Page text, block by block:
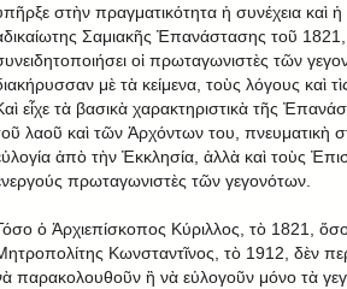
στὴν πραγματικότητα ἡ συνέχεια καὶ
Σαμιακῆς Ἐπανάστασης τοῦ 1821,
οἱ πρωταγωνιστὲς τῶν
μὲ τὰ κείμενα, τοὺς λόγους καὶ
εἶχε τὰ βασικὰ χαρακτηριστικὰ τῆς
λαοῦ καὶ τῶν Ἀρχόντων του, πνευματικὴ
ἀπὸ τὴν Ἐκκλησία, ἀλλὰ καὶ τοὺς
πρωταγωνιστὲς τῶν γεγονότων.
ὁ Ἀρχιεπίσκοπος Κύριλλος, τὸ 1821,
Κωνσταντῖνος, τὸ 1912, δὲν
παρακολουθοῦν ἢ νὰ εὐλογοῦν μόνο τὰ